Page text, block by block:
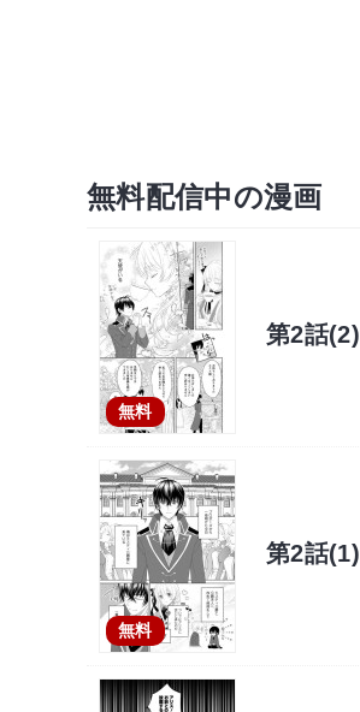
無料配信中の漫画
無料
第2話(2)
無料
第2話(1)